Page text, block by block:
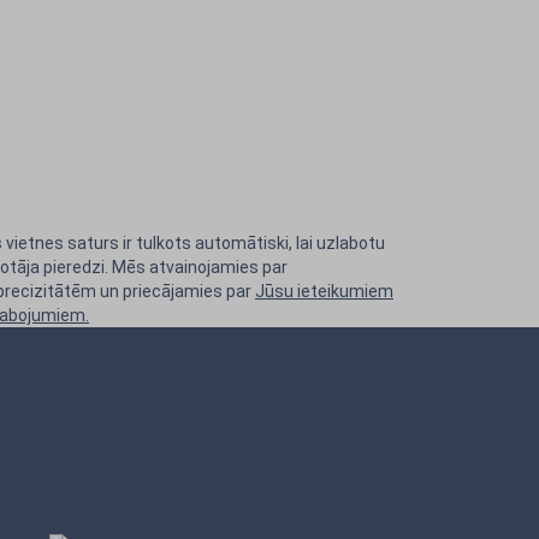
vietnes saturs ir tulkots automātiski, lai uzlabotu
pieredzi. Mēs atvainojamies par
un priecājamies par Jūsu ieteikumiem